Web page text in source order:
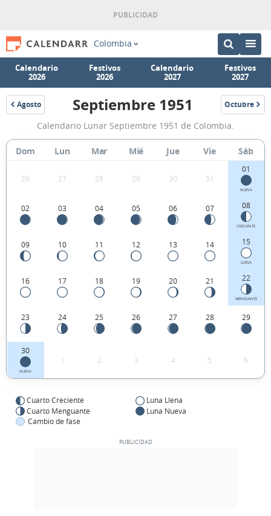
Colombia
Calendario
2026
Festivos
2026
Calendario
2027
Festivos
2027
Agosto
1951
Calendario
Lunar
Septiembre
Colombia.
Septiembre 1951 Octubre
1951
Calendario Lunar Septiembre 1951 de Colombia.
Dom Lun Mar Mié Jue Vie Sáb
26 27 28 29 30 31
01
NUEVA
02 03 04 05 06 07 08
CRECIENTE
09 10 11 12 13 14 15
LLENA
16 17 18 19 20 21 22
MENGUANTE
23 24 25 26 27 28 29
30
NUEVA
1 2 3 4 5 6
Cuarto Creciente
Luna Llena
Cuarto Menguante
Luna Nueva
Cambio de fase